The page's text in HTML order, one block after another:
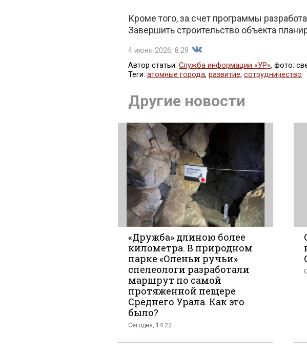
Кроме того, за счет программы
Завершить строительство объекта
4 июня 2026, 8:29
во
Вконтакте
Автор статьи: Служба информации «УР», фото:
Теги: атомные города, развитие, сотрудничество
Другие новости
«Дружба» длиною более
километра. В природном
парке «Оленьи ручьи»
спелеологи разработали
маршрут по самой
протяженной пещере
Среднего Урала. Как это
было?
Сегодня, 14:22